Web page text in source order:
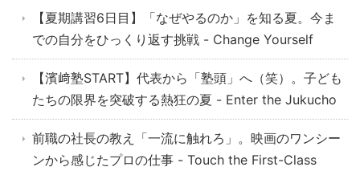
【夏期講習6日目】「なぜやるのか」を知る夏。今ま
での自分をひっくり返す挑戦 - Change Yourself
【濱﨑塾START】代表から「塾頭」へ（笑）。子ども
たちの限界を突破する熱狂の夏 - Enter the Jukucho
前職の社長の教え「一流に触れろ」。映画のワンシー
ンから感じたプロの仕事 - Touch the First-Class